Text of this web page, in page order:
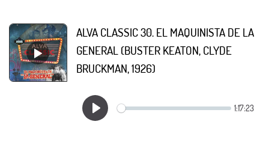
ALVA CLASSIC 30. EL MAQUINISTA DE LA
GENERAL (BUSTER KEATON, CLYDE
BRUCKMAN, 1926)